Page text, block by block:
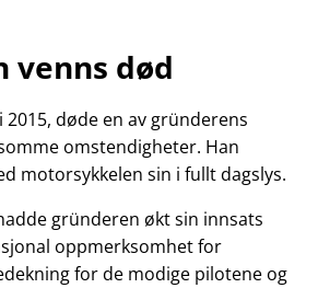
venns død
døde en av gründerens
omstendigheter. Han
motorsykkelen sin i fullt dagslys.
gründeren økt sin innsats
oppmerksomhet for
for de modige pilotene og